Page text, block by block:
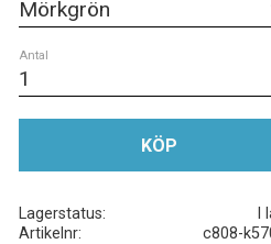
Antal
KÖP
Lagerstatus
Artikelnr
c808-